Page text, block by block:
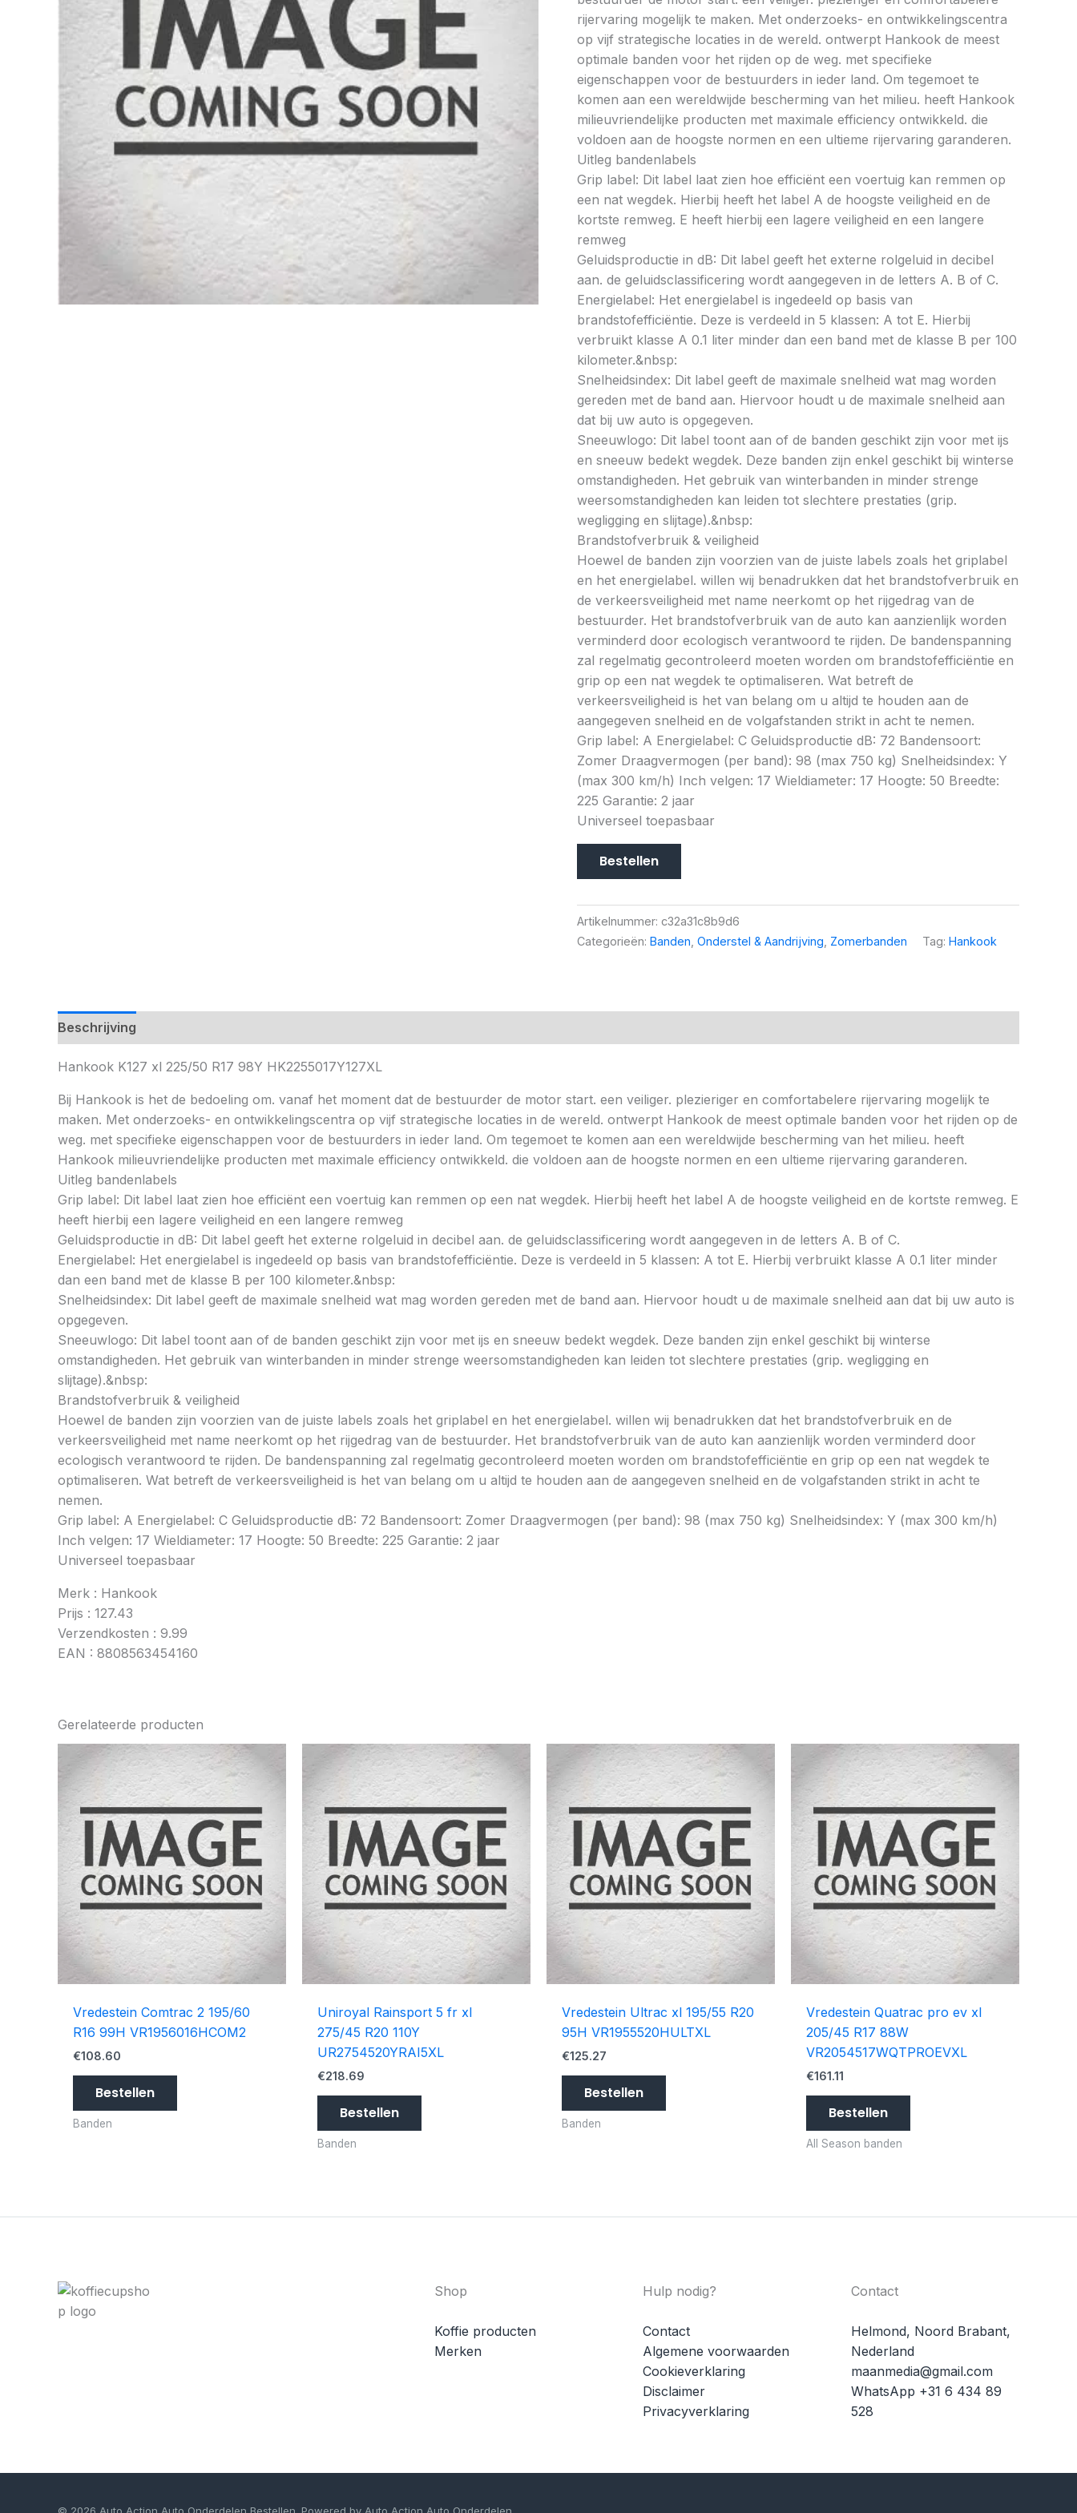
rijervaring mogelijk te maken. Met onderzoeks- en ontwikkelingscentra
op vijf strategische locaties in de wereld. ontwerpt Hankook de meest
optimale banden voor het rijden op de weg. met specifieke
eigenschappen voor de bestuurders in ieder land. Om tegemoet te
komen aan een wereldwijde bescherming van het milieu. heeft Hankook
milieuvriendelijke producten met maximale efficiency ontwikkeld. die
voldoen aan de hoogste normen en een ultieme rijervaring garanderen.
Uitleg bandenlabels
Grip label: Dit label laat zien hoe efficiënt een voertuig kan remmen op
een nat wegdek. Hierbij heeft het label A de hoogste veiligheid en de
kortste remweg. E heeft hierbij een lagere veiligheid en een langere
remweg
Geluidsproductie in dB: Dit label geeft het externe rolgeluid in decibel
aan. de geluidsclassificering wordt aangegeven in de letters A. B of C.
Energielabel: Het energielabel is ingedeeld op basis van
brandstofefficiëntie. Deze is verdeeld in 5 klassen: A tot E. Hierbij
verbruikt klasse A 0.1 liter minder dan een band met de klasse B per 100
kilometer.&nbsp:
Snelheidsindex: Dit label geeft de maximale snelheid wat mag worden
gereden met de band aan. Hiervoor houdt u de maximale snelheid aan
dat bij uw auto is opgegeven.
Sneeuwlogo: Dit label toont aan of de banden geschikt zijn voor met ijs
en sneeuw bedekt wegdek. Deze banden zijn enkel geschikt bij winterse
omstandigheden. Het gebruik van winterbanden in minder strenge
weersomstandigheden kan leiden tot slechtere prestaties (grip.
wegligging en slijtage).&nbsp:
Brandstofverbruik & veiligheid
Hoewel de banden zijn voorzien van de juiste labels zoals het griplabel
en het energielabel. willen wij benadrukken dat het brandstofverbruik en
de verkeersveiligheid met name neerkomt op het rijgedrag van de
bestuurder. Het brandstofverbruik van de auto kan aanzienlijk worden
verminderd door ecologisch verantwoord te rijden. De bandenspanning
zal regelmatig gecontroleerd moeten worden om brandstofefficiëntie en
grip op een nat wegdek te optimaliseren. Wat betreft de
verkeersveiligheid is het van belang om u altijd te houden aan de
aangegeven snelheid en de volgafstanden strikt in acht te nemen.
Grip label: A Energielabel: C Geluidsproductie dB: 72 Bandensoort:
Zomer Draagvermogen (per band): 98 (max 750 kg) Snelheidsindex: Y
(max 300 km/h) Inch velgen: 17 Wieldiameter: 17 Hoogte: 50 Breedte:
225 Garantie: 2 jaar
Universeel toepasbaar
Bestellen
Artikelnummer: c32a31c8b9d6
Categorieën: Banden Onderstel & Aandrijving Zomerbanden Tag: Hankook
Beschrijving
Hankook K127 xl 225/50 R17 98Y HK2255017Y127XL
Bij Hankook is het de bedoeling om. vanaf het moment dat de bestuurder de motor start. een veiliger. plezieriger en comfortabelere rijervaring mogelijk te
maken. Met onderzoeks- en ontwikkelingscentra op vijf strategische locaties in de wereld. ontwerpt Hankook de meest optimale banden voor het rijden op de
weg. met specifieke eigenschappen voor de bestuurders in ieder land. Om tegemoet te komen aan een wereldwijde bescherming van het milieu. heeft
Hankook milieuvriendelijke producten met maximale efficiency ontwikkeld. die voldoen aan de hoogste normen en een ultieme rijervaring garanderen.
Uitleg bandenlabels
Grip label: Dit label laat zien hoe efficiënt een voertuig kan remmen op een nat wegdek. Hierbij heeft het label A de hoogste veiligheid en de kortste remweg. E
heeft hierbij een lagere veiligheid en een langere remweg
Geluidsproductie in dB: Dit label geeft het externe rolgeluid in decibel aan. de geluidsclassificering wordt aangegeven in de letters A. B of C.
Energielabel: Het energielabel is ingedeeld op basis van brandstofefficiëntie. Deze is verdeeld in 5 klassen: A tot E. Hierbij verbruikt klasse A 0.1 liter minder
dan een band met de klasse B per 100 kilometer.&nbsp:
Snelheidsindex: Dit label geeft de maximale snelheid wat mag worden gereden met de band aan. Hiervoor houdt u de maximale snelheid aan dat bij uw auto is
opgegeven.
Sneeuwlogo: Dit label toont aan of de banden geschikt zijn voor met ijs en sneeuw bedekt wegdek. Deze banden zijn enkel geschikt bij winterse
omstandigheden. Het gebruik van winterbanden in minder strenge weersomstandigheden kan leiden tot slechtere prestaties (grip. wegligging en
slijtage).&nbsp:
Brandstofverbruik & veiligheid
Hoewel de banden zijn voorzien van de juiste labels zoals het griplabel en het energielabel. willen wij benadrukken dat het brandstofverbruik en de
verkeersveiligheid met name neerkomt op het rijgedrag van de bestuurder. Het brandstofverbruik van de auto kan aanzienlijk worden verminderd door
ecologisch verantwoord te rijden. De bandenspanning zal regelmatig gecontroleerd moeten worden om brandstofefficiëntie en grip op een nat wegdek te
optimaliseren. Wat betreft de verkeersveiligheid is het van belang om u altijd te houden aan de aangegeven snelheid en de volgafstanden strikt in acht te
nemen.
Grip label: A Energielabel: C Geluidsproductie dB: 72 Bandensoort: Zomer Draagvermogen (per band): 98 (max 750 kg) Snelheidsindex: Y (max 300 km/h)
Inch velgen: 17 Wieldiameter: 17 Hoogte: 50 Breedte: 225 Garantie: 2 jaar
Universeel toepasbaar
Merk : Hankook
Prijs : 127.43
Verzendkosten : 9.99
EAN : 8808563454160
Gerelateerde producten
Vredestein Comtrac 2 195/60
R16 99H VR1956016HCOM2
€108.60
Bestellen
Banden
Uniroyal Rainsport 5 fr xl
275/45 R20 110Y
UR2754520YRAI5XL
€218.69
Bestellen
Banden
Vredestein Ultrac xl 195/55 R20
95H VR1955520HULTXL
€125.27
Bestellen
Banden
Vredestein Quatrac pro ev xl
205/45 R17 88W
VR2054517WQTPROEVXL
€161.11
Bestellen
All Season banden
Shop
Koffie producten
Merken
Hulp nodig?
Contact
Algemene voorwaarden
Cookieverklaring
Disclaimer
Privacyverklaring
Contact
Helmond, Noord Brabant,
Nederland
maanmedia@gmail.com
WhatsApp +31 6 434 89
528